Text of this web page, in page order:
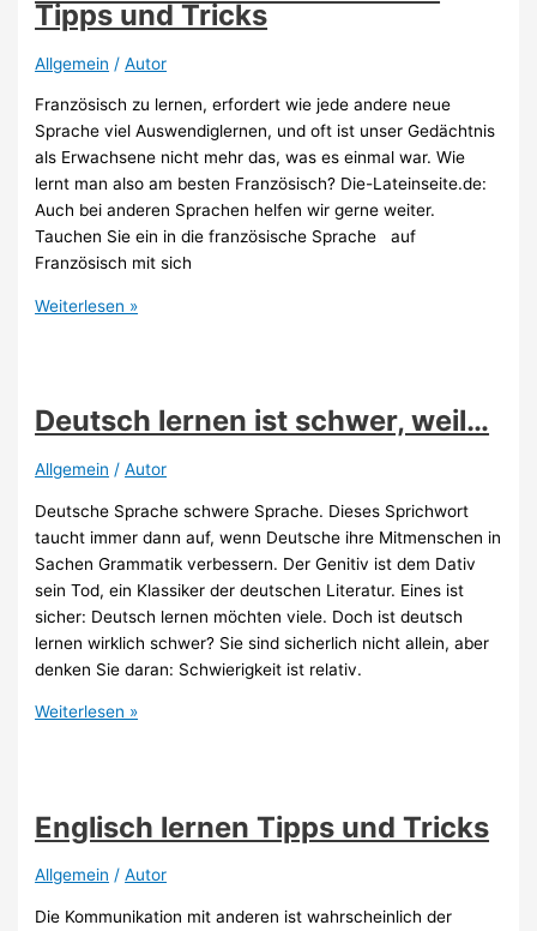
Tipps und Tricks
Allgemein /Autor
Französisch zu lernen, erfordert wie jede andere neue
Sprache viel Auswendiglernen, und oft ist unser Gedächtnis
als Erwachsene nicht mehr das, was es einmal war. Wie
lernt man also am besten Französisch? Die-Lateinseite.de:
Auch bei anderen Sprachen helfen wir gerne weiter.
Tauchen Sie ein in die französische Sprache auf
Französisch mit sich
Französisch
Tipps
und
Tricks
Weiterlesen »
Deutsch lernen ist schwer, weil…
Allgemein /Autor
Deutsche Sprache schwere Sprache. Dieses Sprichwort
taucht immer dann auf, wenn Deutsche ihre Mitmenschen in
Sachen Grammatik verbessern. Der Genitiv ist dem Dativ
sein Tod, ein Klassiker der deutschen Literatur. Eines ist
sicher: Deutsch lernen möchten viele. Doch ist deutsch
lernen wirklich schwer? Sie sind sicherlich nicht allein, aber
denken Sie daran: Schwierigkeit ist relativ.
Deutsch
weil…
Weiterlesen »
Englisch lernen Tipps und Tricks
Allgemein /Autor
Die Kommunikation mit anderen ist wahrscheinlich der